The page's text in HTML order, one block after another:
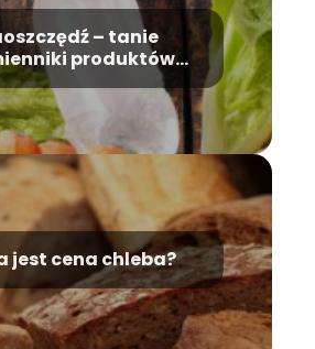
– tanie
produktów
spożywczych
jest cena chleba?